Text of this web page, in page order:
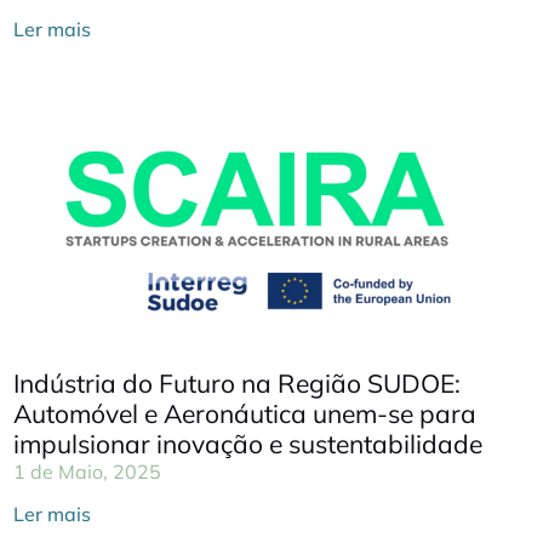
Ler mais
Indústria do Futuro na Região SUDOE:
Automóvel e Aeronáutica unem-se para
impulsionar inovação e sustentabilidade
1 de Maio, 2025
Ler mais